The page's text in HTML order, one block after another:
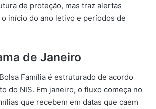
de proteção, mas traz alertas
início do ano letivo e períodos de
de Janeiro
Família é estruturado de acordo
do NIS. Em janeiro, o fluxo começa no
que recebem em datas que caem